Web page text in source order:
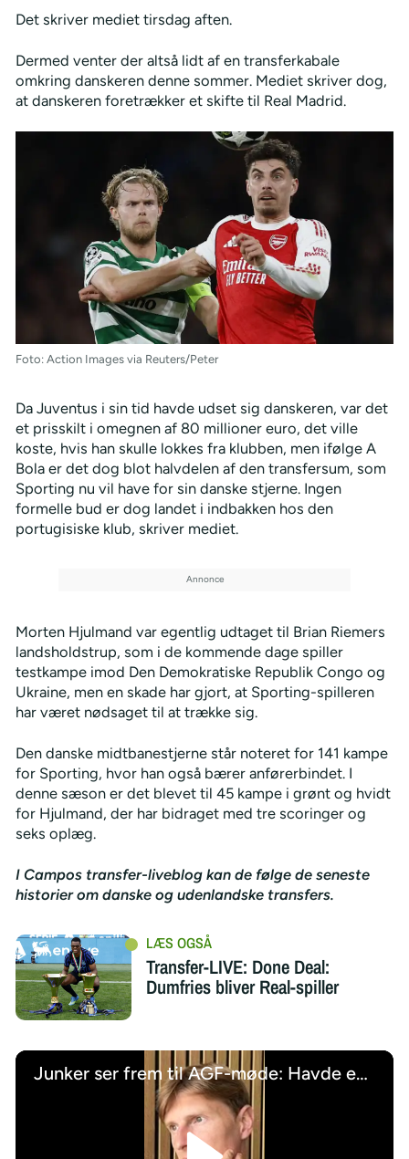
Det skriver mediet tirsdag aften.
Dermed venter der altså lidt af en transferkabale
omkring danskeren denne sommer. Mediet skriver dog,
at danskeren foretrækker et skifte til Real Madrid.
Foto: Action Images via Reuters/Peter
Da Juventus i sin tid havde udset sig danskeren, var det
et prisskilt i omegnen af 80 millioner euro, det ville
koste, hvis han skulle lokkes fra klubben, men ifølge A
Bola er det dog blot halvdelen af den transfersum, som
Sporting nu vil have for sin danske stjerne. Ingen
formelle bud er dog landet i indbakken hos den
portugisiske klub, skriver mediet.
Morten Hjulmand var egentlig udtaget til Brian Riemers
landsholdstrup, som i de kommende dage spiller
testkampe imod Den Demokratiske Republik Congo og
Ukraine, men en skade har gjort, at Sporting-spilleren
har været nødsaget til at trække sig.
Den danske midtbanestjerne står noteret for 141 kampe
for Sporting, hvor han også bærer anførerbindet. I
denne sæson er det blevet til 45 kampe i grønt og hvidt
for Hjulmand, der har bidraget med tre scoringer og
seks oplæg.
I Campos transfer-liveblog kan de følge de seneste
historier om danske og udenlandske transfers.
Transfer-LIVE: Done Deal:
Dumfries bliver Real-spiller
Junker ser frem til AGF-møde: Havde en sindssygt god tid